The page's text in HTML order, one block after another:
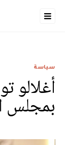
سياسة
أغلالو
بمجلس